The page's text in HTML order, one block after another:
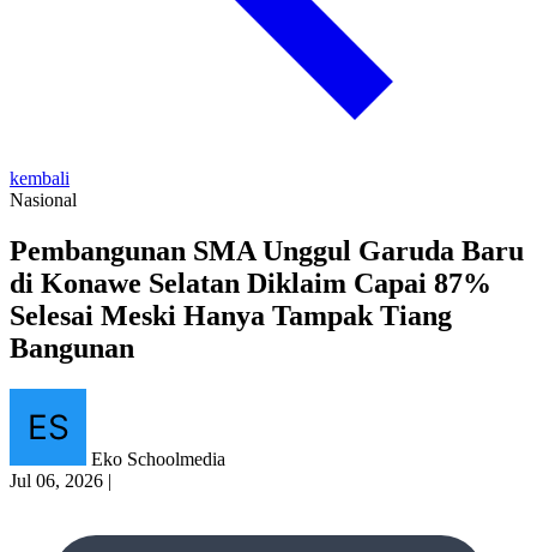
kembali
Nasional
Pembangunan SMA Unggul Garuda Baru
di Konawe Selatan Diklaim Capai 87%
Selesai Meski Hanya Tampak Tiang
Bangunan
Eko Schoolmedia
Jul 06, 2026 |